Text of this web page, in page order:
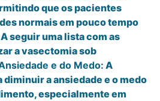
que os pacientes
normais em pouco tempo
seguir uma lista com as
a vasectomia sob
e do Medo:A
diminuir a ansiedade e o medo
especialmente em